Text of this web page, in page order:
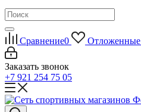
Сравнение0 Отложенные
Заказать звонок
+7 921 254 75 05